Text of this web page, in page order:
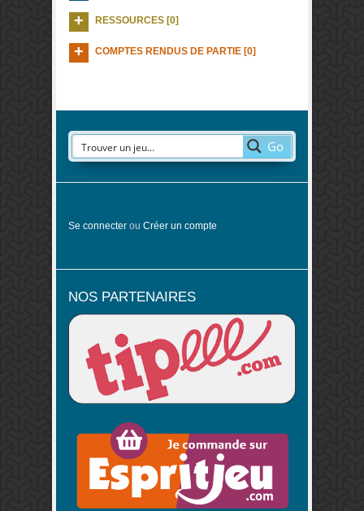
RESSOURCES [0]
COMPTES RENDUS DE PARTIE [0]
Go
Se connecter ou Créer un compte
NOS PARTENAIRES